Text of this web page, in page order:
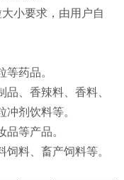
小要求，由用户自
药品‌。
、香辣料、香料、
剂饮料等‌。
等产品‌。
料、畜产饲料等‌。